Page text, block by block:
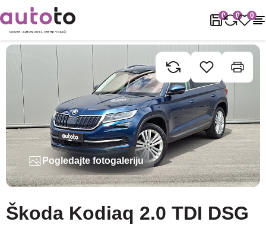
0 0 0
Naslovnica Rabljena vozila Škoda Kodiaq 2.0
Pogledajte fotogaleriju
Škoda Kodiaq 2.0 TDI DSG